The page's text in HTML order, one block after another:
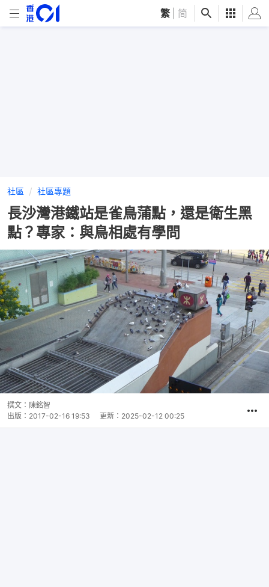
繁 简
社區 社區專題
長沙灣港鐵站是雀鳥蒲點，還是衛生黑
點？專家：與鳥相處有學問
撰文： 陳銘智
出版： 2017-02-16 19:53 更新： 2025-02-12 00:25